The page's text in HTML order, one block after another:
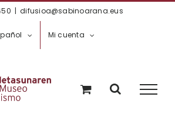
| difusioa@sabinoarana.eus
Mi cuenta